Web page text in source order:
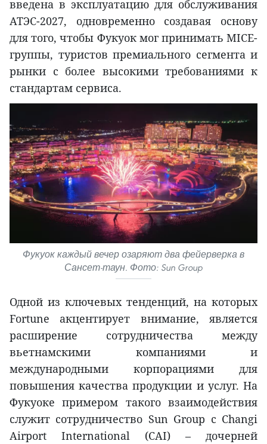
введена в эксплуатацию для обслуживания
АТЭС-2027, одновременно создавая основу
для того, чтобы Фукуок мог принимать MICE-
группы, туристов премиального сегмента и
рынки с более высокими требованиями к
стандартам сервиса.
Фукуок каждый вечер озаряют два фейерверка в
Сансет-таун. Фото: Sun Group
Одной из ключевых тенденций, на которых
Fortune акцентирует внимание, является
расширение сотрудничества между
вьетнамскими компаниями и
международными корпорациями для
повышения качества продукции и услуг. На
Фукуоке примером такого взаимодействия
служит сотрудничество Sun Group с Changi
Airport International (CAI) – дочерней